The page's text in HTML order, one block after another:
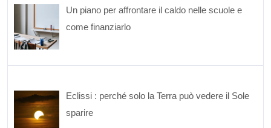
Un piano per affrontare il caldo nelle scuole e
come finanziarlo
Eclissi : perché solo la Terra può vedere il Sole
sparire